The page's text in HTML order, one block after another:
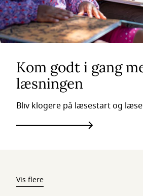
Kom godt i gang
læsningen
Bliv klogere på læsestart og
Vis flere